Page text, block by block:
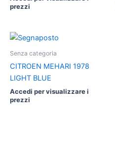
prezzi
Senza categoria
CITROEN MEHARI 1978
LIGHT BLUE
Accedi per visualizzare i
prezzi